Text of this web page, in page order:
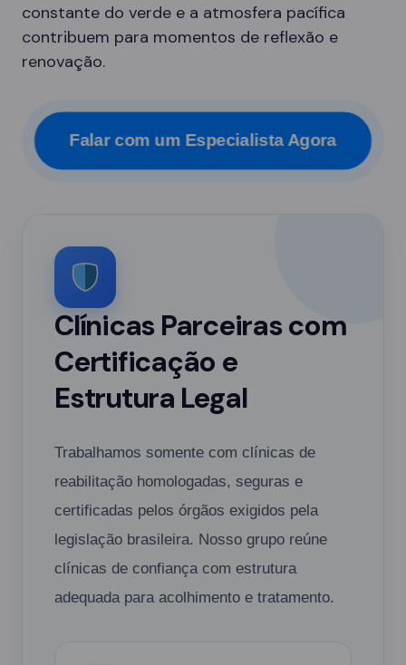
constante do verde e a atmosfera pacífica
contribuem para momentos de reflexão e
renovação.
Falar com um Especialista Agora
Clínicas Parceiras com
Certificação e
Estrutura Legal
Trabalhamos somente com clínicas de
reabilitação homologadas, seguras e
certificadas pelos órgãos exigidos pela
legislação brasileira. Nosso grupo reúne
clínicas de confiança com estrutura
adequada para acolhimento e tratamento.